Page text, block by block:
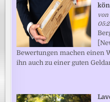
von
Bewertungen machen einen
ihn auch zu einer guten